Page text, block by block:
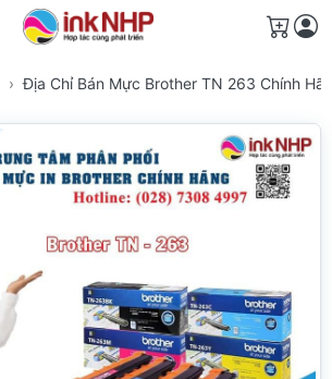
Giỏ
Địa Chỉ Bán Mực Brother TN 263 Chính